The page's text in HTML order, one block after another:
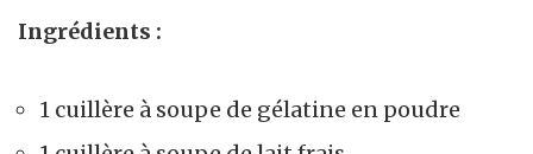
Ingrédients :
1 cuillère à soupe de gélatine en poudre